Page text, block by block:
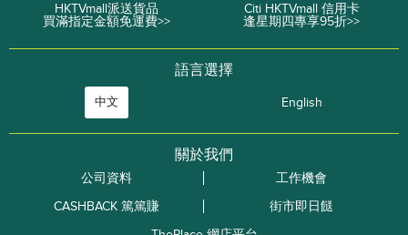
HKTVmall派送貨品
買滿指定金額免運費>>
Citi HKTVmall 信用卡
逢星期四專享95折>>
語言選擇
中文 English
關於我們
公司資料
工作機會
CASHBACK 篤篤賺
街市即日餸